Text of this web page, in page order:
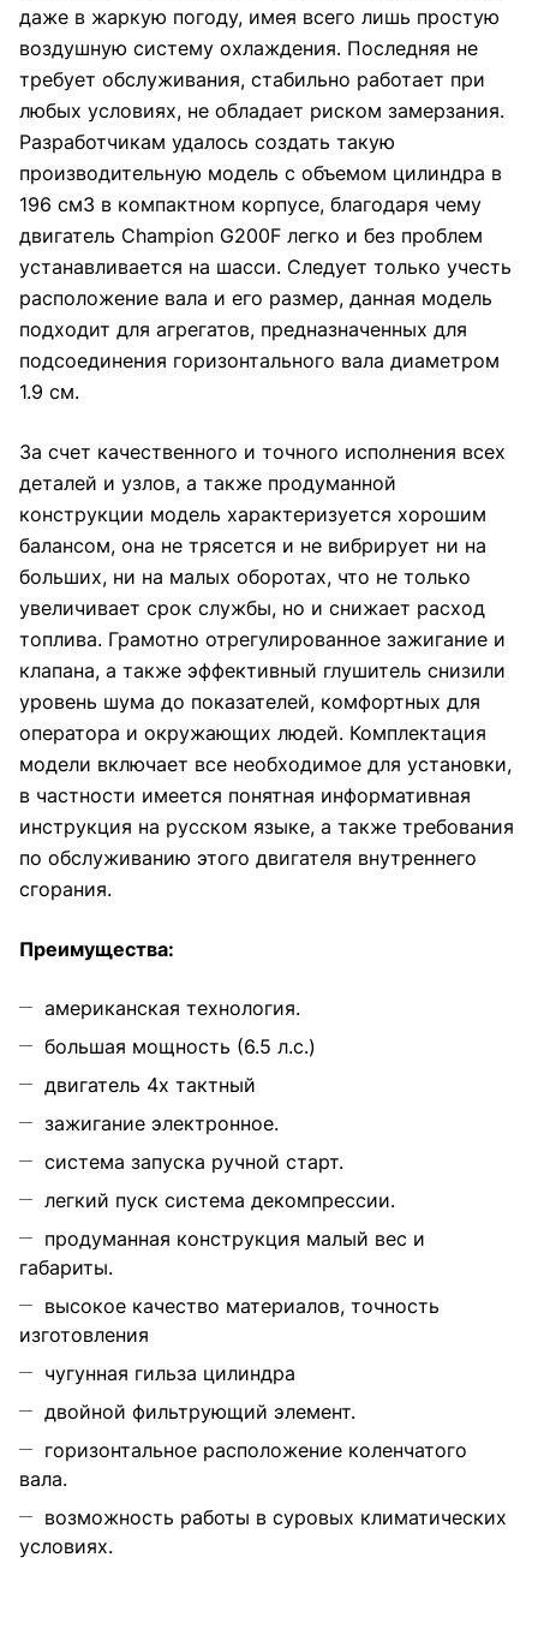
даже в жаркую погоду, имея всего лишь простую
воздушную систему охлаждения. Последняя не
требует обслуживания, стабильно работает при
любых условиях, не обладает риском замерзания.
Разработчикам удалось создать такую
производительную модель с объемом цилиндра в
196 см3 в компактном корпусе, благодаря чему
двигатель Champion G200F легко и без проблем
устанавливается на шасси. Следует только учесть
расположение вала и его размер, данная модель
подходит для агрегатов, предназначенных для
подсоединения горизонтального вала диаметром
1.9 см.
За счет качественного и точного исполнения всех
деталей и узлов, а также продуманной
конструкции модель характеризуется хорошим
балансом, она не трясется и не вибрирует ни на
больших, ни на малых оборотах, что не только
увеличивает срок службы, но и снижает расход
топлива. Грамотно отрегулированное зажигание и
клапана, а также эффективный глушитель снизили
уровень шума до показателей, комфортных для
оператора и окружающих людей. Комплектация
модели включает все необходимое для установки,
в частности имеется понятная информативная
инструкция на русском языке, а также требования
по обслуживанию этого двигателя внутреннего
сгорания.
Преимущества:
американская технология.
большая мощность (6.5 л.с.)
двигатель 4х тактный
зажигание электронное.
система запуска ручной старт.
легкий пуск система декомпрессии.
продуманная конструкция малый вес и
габариты.
высокое качество материалов, точность
изготовления
чугунная гильза цилиндра
двойной фильтрующий элемент.
горизонтальное расположение коленчатого
вала.
возможность работы в суровых климатических
условиях.